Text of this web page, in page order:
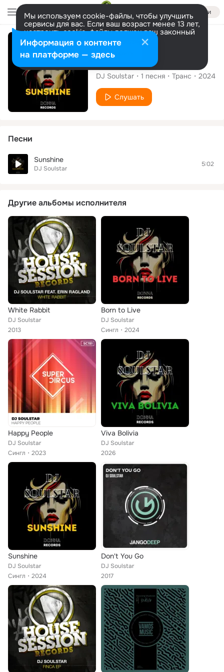
Войти
Мы используем cookie-файлы, чтобы улучшить
сервисы для вас. Если ваш возраст менее 13 лет,
настроить cookie-файлы должен ваш законный
представитель. Больше информации
Разрешить все Настроить
Сингл
Sunshine
DJ Soulstar 1 песня Транс 2024
Слушать
Песни
Sunshine
DJ Soulstar
5:02
Другие альбомы исполнителя
White Rabbit
DJ Soulstar
2013
Born to Live
DJ Soulstar
Сингл
2024
Happy People
DJ Soulstar
Сингл
2023
Viva Bolivia
DJ Soulstar
2026
Sunshine
DJ Soulstar
Сингл
2024
Don't You Go
DJ Soulstar
2017
Информация о контенте
на платформе — здесь